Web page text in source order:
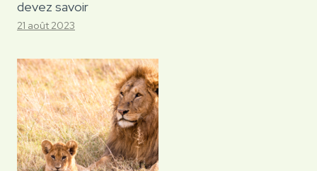
devez savoir
21 août 2023